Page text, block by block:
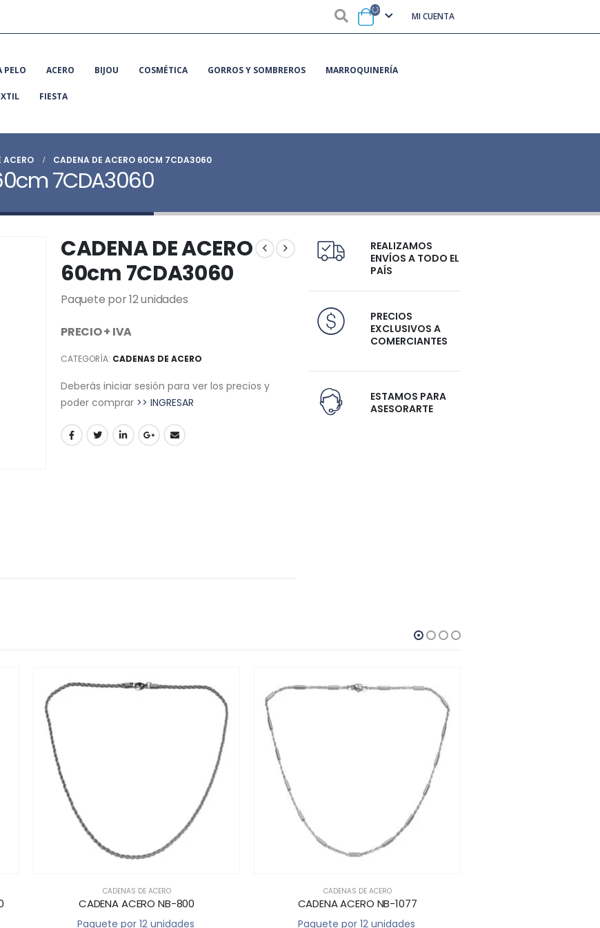
MI CUENTA
PELO ACERO BIJOU COSMÉTICA GORROS Y SOMBREROS MARROQUINERÍA
FIESTA
ACERO CADENA DE ACERO 60CM 7CDA3060
7CDA3060
CADENA DE ACERO
60cm 7CDA3060
Paquete por 12 unidades
PRECIO + IVA
CATEGORÍA: CADENAS DE ACERO
Deberás iniciar sesión para ver los precios y
poder comprar >> INGRESAR
REALIZAMOS
ENVÍOS A TODO EL
PAÍS
PRECIOS
EXCLUSIVOS A
COMERCIANTES
ESTAMOS PARA
ASESORARTE
CADENAS DE ACERO
CADENA ACERO NB-800
Paquete por 12 unidades
CADENAS DE ACERO
CADENA ACERO NB-1077
Paquete por 12 unidades